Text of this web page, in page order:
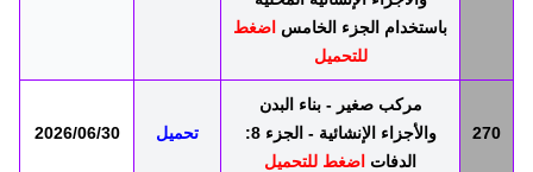
باستخدام الجزء الخامس اضغط
للتحميل
270
مركب صغير - بناء البدن
والأجزاء الإنشائية - الجزء 8:
الدفات اضغط للتحميل
تحميل 2026/06/30